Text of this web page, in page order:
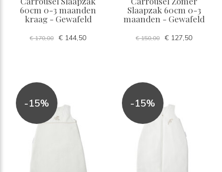
60cm 0-3 maanden
kraag - Gewafeld
€ 170,00 € 144,50
Slaapzak 60cm 0-3
maanden - Gewafeld
€ 150,00 € 127,50
-15% -15%